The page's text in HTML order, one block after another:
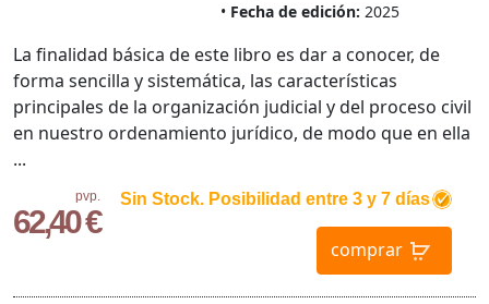
Fecha de edición: 2025
pvp.
62,40 €
Sin Stock. Posibilidad entre 3 y 7 días
comprar
La finalidad básica de este libro es dar a conocer, de
forma sencilla y sistemática, las características
principales de la organización judicial y del proceso civil
en nuestro ordenamiento jurídico, de modo que en ella
...